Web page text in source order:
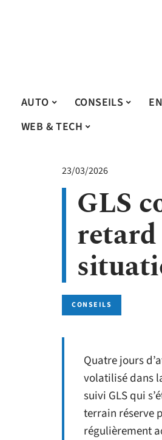
AUTO CONSEILS
WEB & TECH
23/03/2026
GLS
CONSEILS
Quatre jours
volatilisé dans
suivi GLS qui
terrain réserve
régulièrement